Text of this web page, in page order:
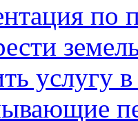
по
услугу в